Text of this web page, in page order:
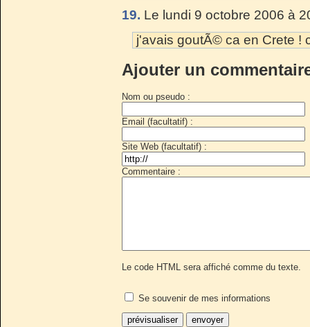
19. Le lundi 9 octobre 2006 à
j'avais goutÃ© ca en Crete !
Ajouter un
Nom ou pseudo :
Email (facultatif) :
Site Web (facultatif) :
Commentaire :
Le code HTML sera affiché comme du texte.
Se souvenir de mes informations